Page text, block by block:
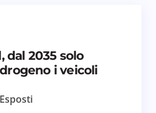
dal 2035 solo
i veicoli